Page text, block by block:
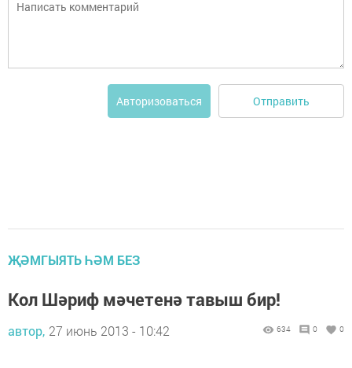
Авторизоваться Отправить
ҖӘМГЫЯТЬ ҺӘМ БЕЗ
Кол Шәриф мәчетенә тавыш бир!
автор, 27 июнь 2013 - 10:42 634 0 0